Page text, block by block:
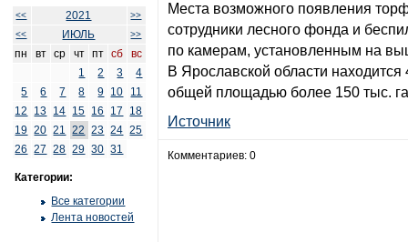
<< 2021
>>
<<
ИЮЛЬ >>
пн вт ср чт пт сб
вс
1
2 3
4
5
6 7 8 9 10
11
12
13 14 15 16 17
18
19 20 21 22 23 24 25
26
27 28 29 30 31
Категории:
Все категории
Лента новостей
Места возможного появления
сотрудники лесного фонда и
по камерам, установленным на
В Ярославской области находится
общей площадью более 150 тыс.
Источник
Комментариев: 0